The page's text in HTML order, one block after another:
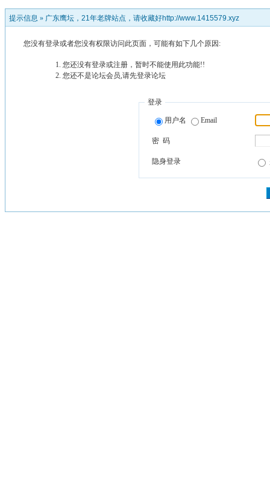
提示信息 » 广东鹰坛，21年老牌站点，请收藏好http://www.1415579.xyz
您没有登录或者您没有权限访问此页面，可能有如下几个原因:
您还没有登录或注册，暂时不能使用此功能!!
您还不是论坛会员,请先登录论坛
登录
用户名 Email
密 码
隐身登录